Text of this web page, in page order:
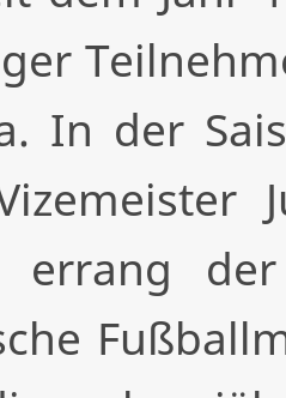
In der
errang